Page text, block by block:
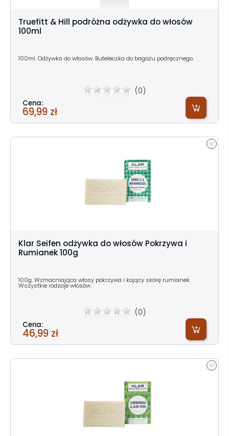
Truefitt & Hill podróżna odżywka do włosów
100ml
100ml. Odżywka do włosów. Buteleczka do bagażu podręcznego.
(0)
Cena:
69,99 zł
Klar Seifen odżywka do włosów Pokrzywa i
Rumianek 100g
100g. Wzmacniająca włosy pokrzywa i kojący skórę rumianek.
Wszystkie rodzaje włosów.
(0)
Cena:
46,99 zł